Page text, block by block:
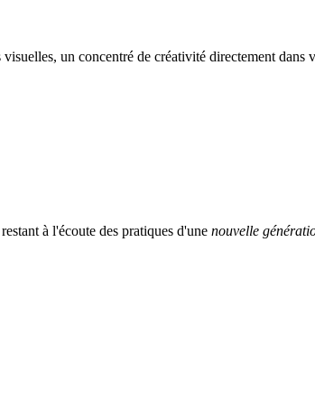
un concentré de créativité directement dans
à l'écoute des pratiques d'une nouvelle